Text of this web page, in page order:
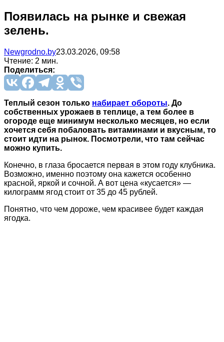
Появилась на рынке и свежая
зелень.
Newgrodno.by23.03.2026, 09:58
Чтение: 2 мин.
Поделиться:
Теплый сезон только набирает обороты. До
собственных урожаев в теплице, а тем более в
огороде еще минимум несколько месяцев, но если
хочется себя побаловать витаминами и вкусным, то
стоит идти на рынок. Посмотрели, что там сейчас
можно купить.
Конечно, в глаза бросается первая в этом году клубника.
Возможно, именно поэтому она кажется особенно
красной, яркой и сочной. А вот цена «кусается» —
килограмм ягод стоит от 35 до 45 рублей.
Понятно, что чем дороже, чем красивее будет каждая
ягодка.